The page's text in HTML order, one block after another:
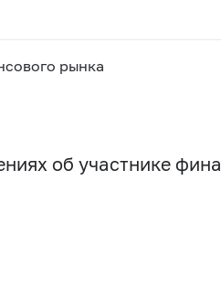
рынка
об участнике